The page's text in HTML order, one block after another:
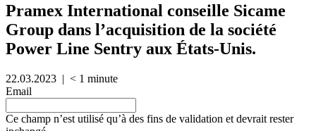
Pramex International conseille Sicame
Group dans l’acquisition de la société
Power Line Sentry aux États-Unis.
22.03.2023 | < 1 minute
Email
Ce champ n’est utilisé qu’à des fins de validation et devrait rester